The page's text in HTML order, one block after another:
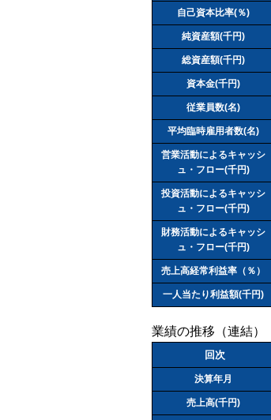
自己資本比率(％)
純資産額(千円)
総資産額(千円)
資本金(千円)
従業員数(名)
平均臨時雇用者数(名)
営業活動によるキャッシ
ュ・フロー(千円)
投資活動によるキャッシ
ュ・フロー(千円)
財務活動によるキャッシ
ュ・フロー(千円)
売上高経常利益率（％）
一人当たり利益額(千円)
業績の推移（連結）
回次
決算年月
売上高(千円)